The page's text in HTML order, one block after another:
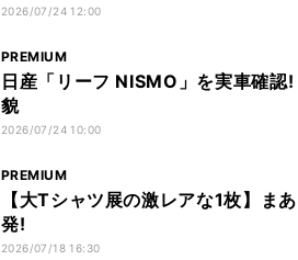
2026/07/24 12:00
PREMIUM
日産「リーフ NISMO」を実車確
貌
2026/07/24 10:00
PREMIUM
【大Tシャツ展の激レアな1枚】ま
発!
2026/07/18 16:30